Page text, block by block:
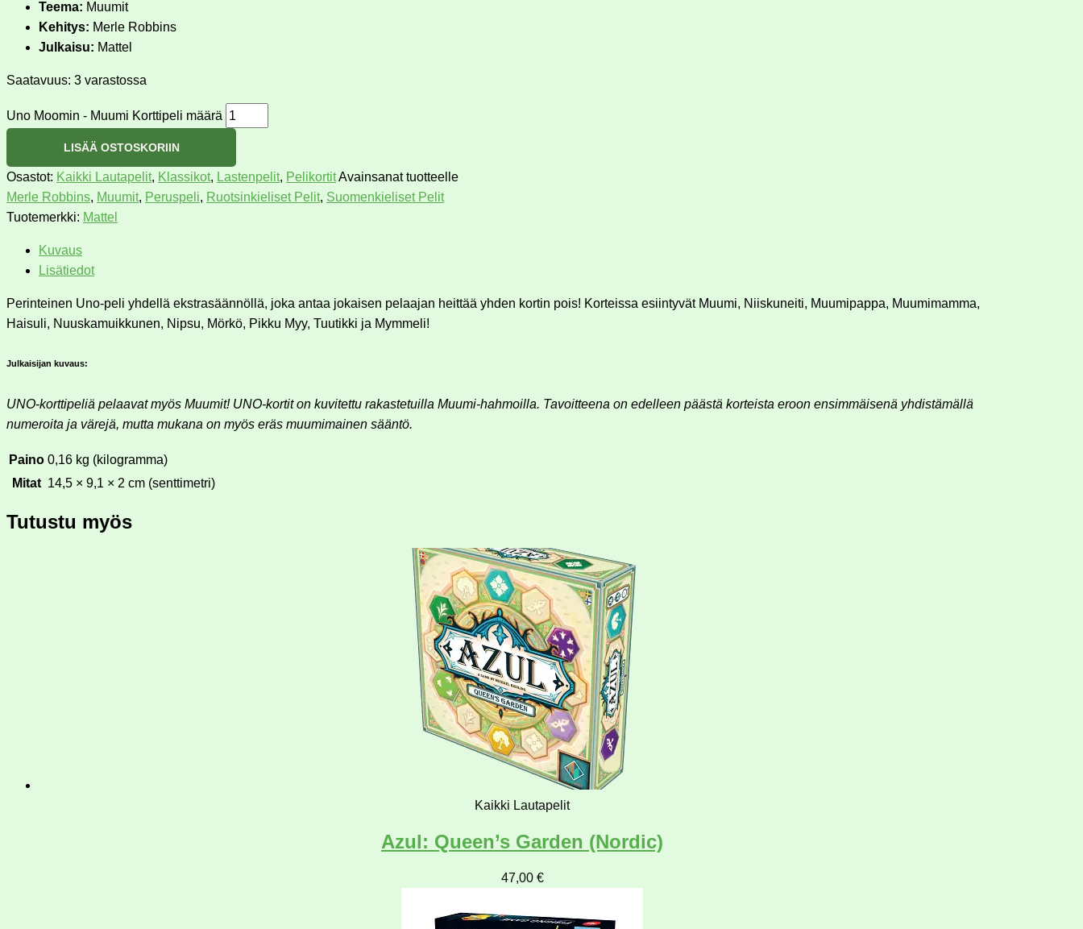
Teema: Muumit
Kehitys: Merle Robbins
Julkaisu: Mattel
Saatavuus: 3 varastossa
Uno Moomin - Muumi Korttipeli määrä
LISÄÄ OSTOSKORIIN
Osastot: Kaikki Lautapelit, Klassikot, Lastenpelit, PelikortitAvainsanat tuotteelle
Merle Robbins, Muumit, Peruspeli, Ruotsinkieliset Pelit, Suomenkieliset Pelit
Tuotemerkki: Mattel
Kuvaus
Lisätiedot
Perinteinen Uno-peli yhdellä ekstrasäännöllä, joka antaa jokaisen pelaajan heittää yhden kortin pois! Korteissa esiintyvät Muumi, Niiskuneiti, Muumipappa, Muumimamma,
Haisuli, Nuuskamuikkunen, Nipsu, Mörkö, Pikku Myy, Tuutikki ja Mymmeli!
Julkaisijan kuvaus:
UNO-korttipeliä pelaavat myös Muumit! UNO-kortit on kuvitettu rakastetuilla Muumi-hahmoilla. Tavoitteena on edelleen päästä korteista eroon ensimmäisenä yhdistämällä
numeroita ja värejä, mutta mukana on myös eräs muumimainen sääntö.
Paino 0,16 kg (kilogramma)
Mitat 14,5 × 9,1 × 2 cm (senttimetri)
Tutustu myös
Kaikki Lautapelit
Azul: Queen’s Garden (Nordic)
47,00 €